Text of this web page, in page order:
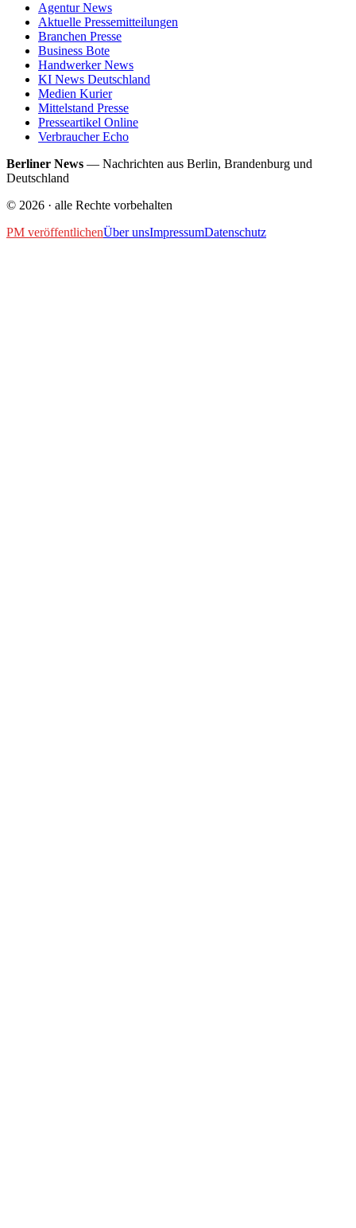
Agentur News
Aktuelle Pressemitteilungen
Branchen Presse
Business Bote
Handwerker News
KI News Deutschland
Medien Kurier
Mittelstand Presse
Presseartikel Online
Verbraucher Echo
Berliner News — Nachrichten aus Berlin, Brandenburg und
Deutschland
© 2026 · alle Rechte vorbehalten
PM veröffentlichenÜber unsImpressumDatenschutz